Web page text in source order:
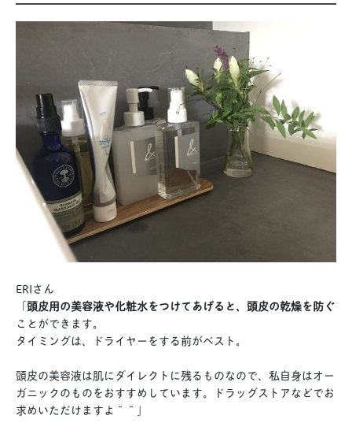
ERIさん
「頭皮用の美容液や化粧水をつけてあげると、頭皮の乾燥を防ぐ
ことができます。
タイミングは、ドライヤーをする前がベスト。
頭皮の美容液は肌にダイレクトに残るものなので、私自身はオー
ガニックのものをおすすめしています。ドラッグストアなどでお
求めいただけますよ＾＾」